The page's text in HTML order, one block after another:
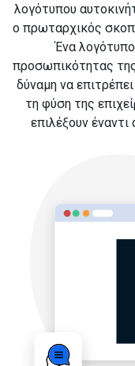
λογότυπου
ο πρωταρχικός
Ένα
προσωπικότητας
δύναμη να
τη φύση της
επιλέξουν